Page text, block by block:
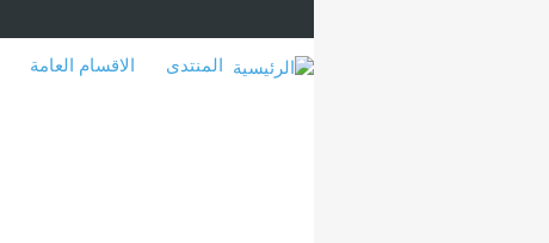
المنتدى الاقسام العامة